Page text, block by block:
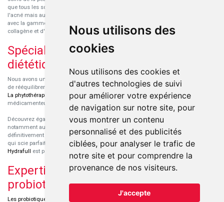
Nous utilisons des
cookies
Nous utilisons des cookies et
d'autres technologies de suivi
pour améliorer votre expérience
de navigation sur notre site, pour
vous montrer un contenu
personnalisé et des publicités
ciblées, pour analyser le trafic de
notre site et pour comprendre la
provenance de nos visiteurs.
J'accepte
que tous les soins pour peaux sensibles ou à tendance atopique, les soins pour
l'acné mais aussi des démaquillants. Découvrez nos nouvelles références SVR
avec la gamme anti-âge pour les peaux encore jeunes
collagène et d'acide hyaluronique.
Spécialisation en micronutrition et
diététique
Nous avons un engouement particulier pour la micronutrition qui permet souvent
de rééquilibrer des carences ou d'améliorer des troubles métaboliques mineurs.
La phytothérapie
l'aromathérapiesont souvent complémentaires de traitements
médicamenteux lorsqu'ils sont bien conseillés.
Découvrez également les protéines et les produits de nutrition sportive,
notamment au sein de la gamme française
Eric Favre
. Cette gamme est
définitivement axée sur le choix qualitatif des ingrédients et sur une formulation
qui scie parfaitement aux besoins de chaque sportif. La gamme hydratation
Hydrafull est pensée pour une hydratation maximale.
Expertise dans le domaine des
probiotiques
Les probiotiques font parti des découvertes médicales majeures dans l'arsenal